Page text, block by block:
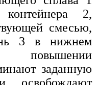
2,
смесью,
3 в нижнем
повышении
заданную